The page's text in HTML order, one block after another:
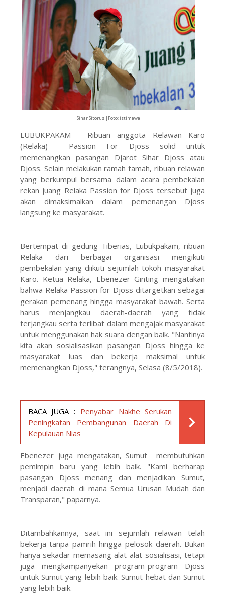
Sihar Sitorus |Foto: istimewa
LUBUKPAKAM - Ribuan anggota Relawan Karo
(Relaka) Passion For Djoss solid untuk
memenangkan pasangan Djarot Sihar Djoss atau
Djoss. Selain melakukan ramah tamah, ribuan relawan
yang berkumpul bersama dalam acara pembekalan
rekan juang Relaka Passion for Djoss tersebut juga
akan dimaksimalkan dalam pemenangan Djoss
langsung ke masyarakat.
Bertempat di gedung Tiberias, Lubukpakam, ribuan
Relaka dari berbagai organisasi mengikuti
pembekalan yang diikuti sejumlah tokoh masyarakat
Karo. Ketua Relaka, Ebenezer Ginting mengatakan
bahwa Relaka Passion for Djoss ditargetkan sebagai
gerakan pemenang hingga masyarakat bawah. Serta
harus menjangkau daerah-daerah yang tidak
terjangkau serta terlibat dalam mengajak masyarakat
untuk menggunakan hak suara dengan baik. "Nantinya
kita akan sosialisasikan pasangan Djoss hingga ke
masyarakat luas dan bekerja maksimal untuk
memenangkan Djoss," terangnya, Selasa (8/5/2018).
BACA JUGA : Penyabar Nakhe Serukan
Peningkatan Pembangunan Daerah Di
Kepulauan Nias
Ebenezer juga mengatakan, Sumut membutuhkan
pemimpin baru yang lebih baik. "Kami berharap
pasangan Djoss menang dan menjadikan Sumut,
menjadi daerah di mana Semua Urusan Mudah dan
Transparan," paparnya.
Ditambahkannya, saat ini sejumlah relawan telah
bekerja tanpa pamrih hingga pelosok daerah. Bukan
hanya sekadar memasang alat-alat sosialisasi, tetapi
juga mengkampanyekan program-program Djoss
untuk Sumut yang lebih baik. Sumut hebat dan Sumut
yang lebih baik.